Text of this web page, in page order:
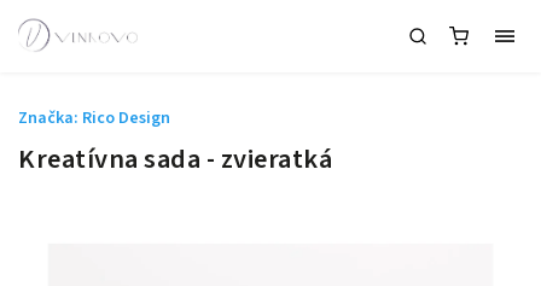
Kreatívna sada - zvieratká
Značka: Rico Design